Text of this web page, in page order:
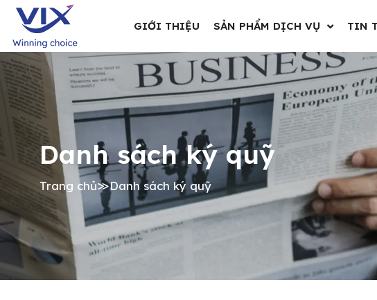
GIỚI THIỆU SẢN PHẨM DỊCH VỤ TIN
Danh sách ký quỹ
Trang chủ≫Danh sách ký quỹ